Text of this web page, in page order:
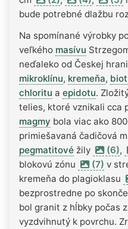
bude potrebné dlažbu
Na spomínané výrobky
veľkého masívu
neďaleko od Českej
mikroklínu, kremeňa,
chloritu a epidotu.
telies, ktoré vznikali cca
magmy bola viac ako
primiešavaná čadičová
pegmatitové žily (6),
blokovú zónu
(7) v
kremeňa do plagioklasu
bezprostredne po
bol granit z hĺbky počas
vyzdvihnutý k povrchu.